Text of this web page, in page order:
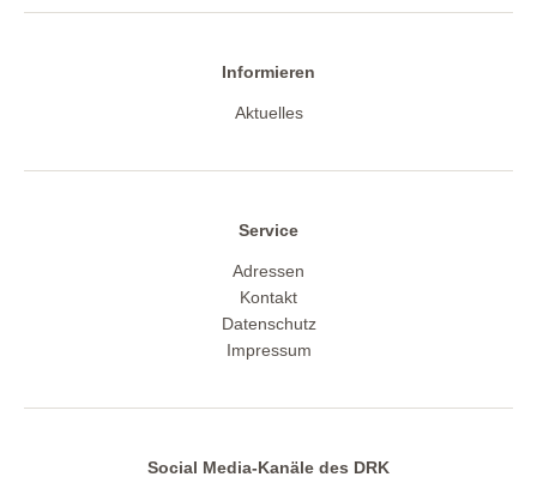
Informieren
Aktuelles
Service
Adressen
Kontakt
Datenschutz
Impressum
Social Media-Kanäle des DRK